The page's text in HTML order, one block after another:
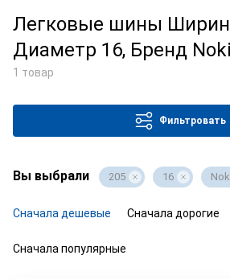
Легковые шины
Диаметр 16, Бренд
1 товар
Фильтровать
Вы выбрали 205 16
Сначала дешевые Сначала дорогие
Сначала популярные